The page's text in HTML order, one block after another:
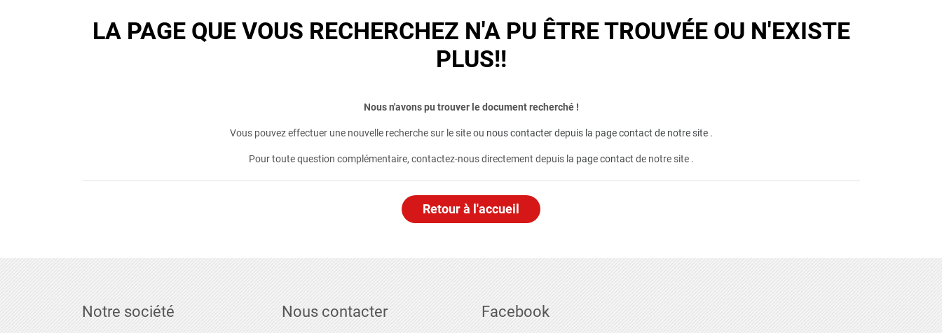
LA PAGE QUE VOUS RECHERCHEZ N'A PU ÊTRE TROUVÉE OU N'EXISTE
PLUS!!
Nous n'avons pu trouver le document recherché !
Vous pouvez effectuer une nouvelle recherche sur le site ou nous contacter depuis la page contact de notre site.
Pour toute question complémentaire, contactez-nous directement depuis la page contact de notre site .
Retour à l'accueil
Notre société Nous contacter Facebook